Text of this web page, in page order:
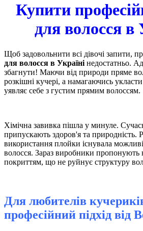
Купити
для волосся в
Щоб задовольнити всі дівочі запити,
для волосся в Україні недостатньо.
збагнути! Маючи від природи пряме
розкішні кучері, а намагаючись
уявляє себе з густим прямим волоссям.
Хімічна завивка пішла у минуле.
припускають здоров'я та природність.
використання плойки існувала
волосся. Зараз виробники пропонують
покриттям, що не руйнує структуру
Для любителів
професійний підхід від